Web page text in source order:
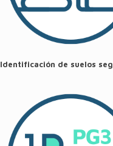
Identificación de suelos